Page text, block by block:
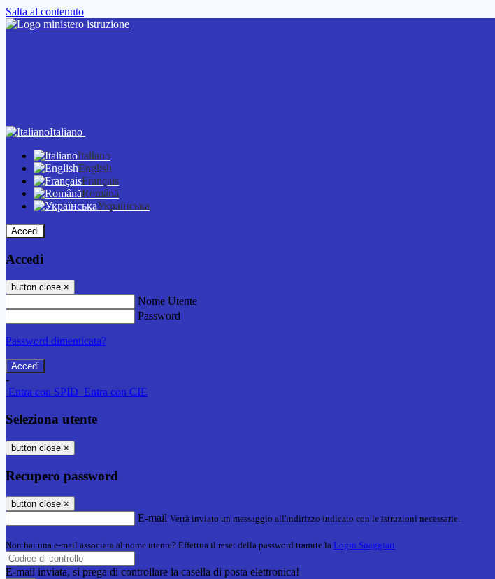
Salta al contenuto
Italiano
Italiano
English
Français
Română
Українська
Accedi
Accedi
button close ×
Nome Utente
Password
Password dimenticata?
-
Entra con SPID Entra con CIE
Seleziona utente
button close ×
Recupero password
button close ×
E-mail Verrà inviato un messaggio all'indirizzo indicato con le istruzioni necessarie.
Non hai una e-mail associata al nome utente? Effettua il reset della password tramite la Login Spaggiari
E-mail inviata, si prega di controllare la casella di posta elettronica!